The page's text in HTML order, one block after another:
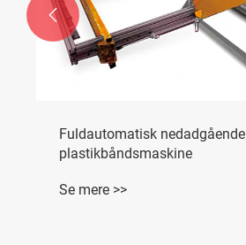
Fuldautomatisk nedadgående
plastikbåndsmaskine
Se mere >>
